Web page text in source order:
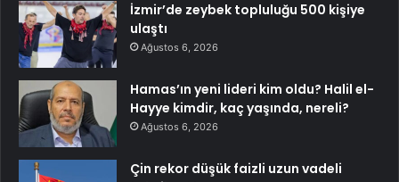
İzmir’de zeybek topluluğu 500 kişiye
ulaştı
Ağustos 6, 2026
Hamas’ın yeni lideri kim oldu? Halil el-
Hayye kimdir, kaç yaşında, nereli?
Ağustos 6, 2026
Çin rekor düşük faizli uzun vadeli